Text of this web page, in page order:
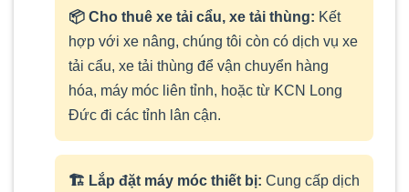
📦 Cho thuê xe tải cẩu, xe tải thùng: Kết
hợp với xe nâng, chúng tôi còn có dịch vụ xe
tải cẩu, xe tải thùng để vận chuyển hàng
hóa, máy móc liên tỉnh, hoặc từ KCN Long
Đức đi các tỉnh lân cận.
🏗️ Lắp đặt máy móc thiết bị: Cung cấp dịch